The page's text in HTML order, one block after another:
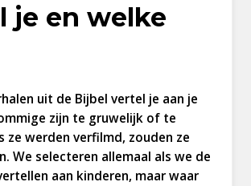
je en welke
uit de Bijbel vertel je aan je
zijn te gruwelijk of te
ze werden verfilmd, zouden ze
We selecteren allemaal als we de
aan kinderen, maar waar